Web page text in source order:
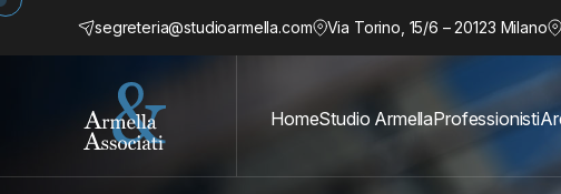
segreteria@studioarmella.com Via Torino, 15/6 – 20123 Milano
HomeStudio ArmellaProfessionisti